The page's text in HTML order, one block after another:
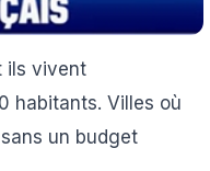
ils vivent
habitants. Villes où
un budget